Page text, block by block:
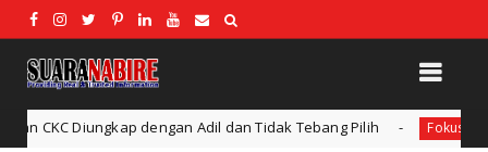
Adil dan Tidak Tebang Pilih Fokus Ideologi